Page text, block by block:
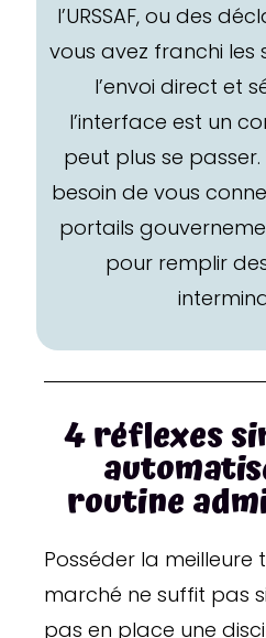
l’URSSAF, ou des
vous avez franchi les
l’envoi direct et
l’interface est un
peut plus se passer.
besoin de vous
portails
pour remplir
4 réflexes
routine
Posséder la meilleure
marché ne suffit pas
pas en place une